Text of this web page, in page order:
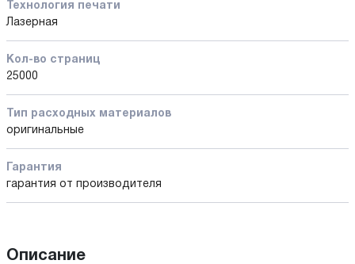
Технология печати
Лазерная
Кол-во страниц
25000
Тип расходных материалов
оригинальные
Гарантия
гарантия от производителя
Описание